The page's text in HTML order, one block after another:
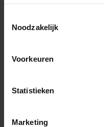
Noodzakelijk
Voorkeuren
Statistieken
Marketing